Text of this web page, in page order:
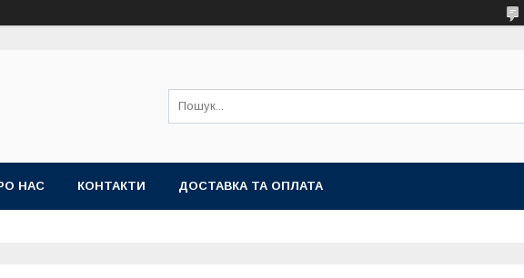
НАС КОНТАКТИ ДОСТАВКА ТА ОПЛАТА